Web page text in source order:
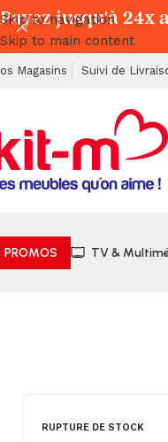
Skip to navigation
Skip to main content
Magasins Suivi de
PROMOS TV &
RUPTURE DE STOCK
Payez jusqu'à 24x